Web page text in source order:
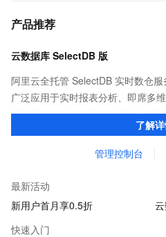
产品推荐
云数据库 SelectDB 版
阿里云全托管 SelectDB 实时数仓服
广泛应用于实时报表分析、即席多
邦与查询加速等场景，为客户提供
了解
管理控制台
最新活动
新用户首月享0.5折
快速入门